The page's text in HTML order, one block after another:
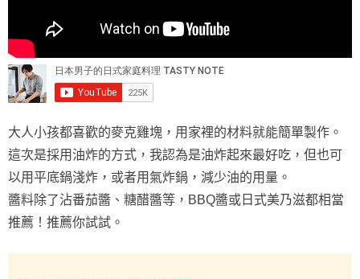
大人小孩都喜歡的麥克雞塊，用家裡的材料就能簡單製作。
這次是採用油炸的方式，我認為是油炸起來最好吃，但也可
以用平底鍋淺炸，或者用氣炸鍋，減少油的用量。
醬料除了沾番茄醬、糖醋醬等，BBQ醬或日式美乃滋都相當
推薦！推薦你試試。